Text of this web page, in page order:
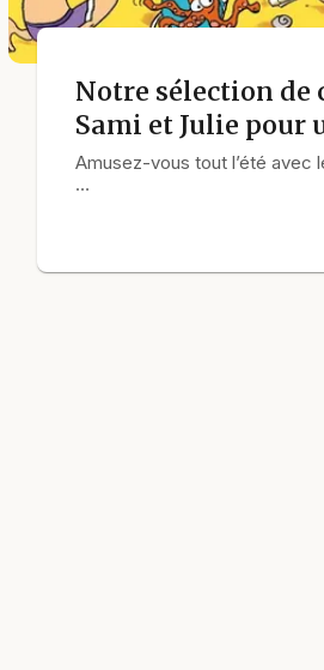
Notre sélection de
Sami et Julie pour
Amusez-vous tout l’été avec
…